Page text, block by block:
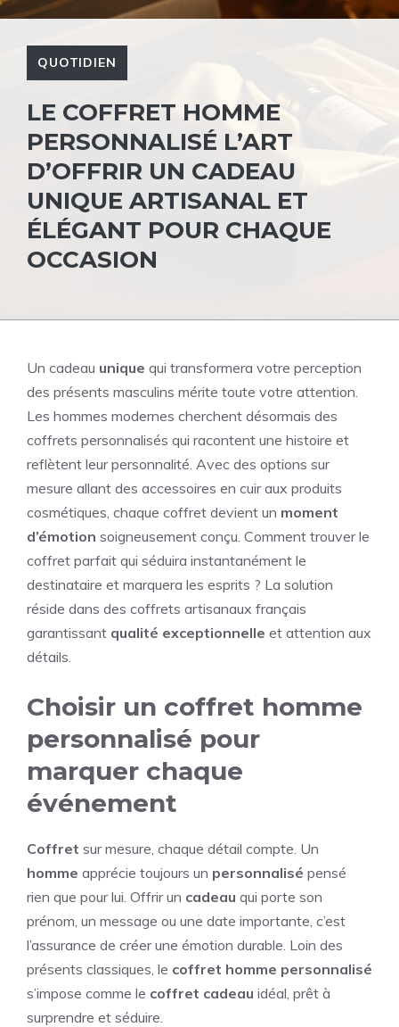
QUOTIDIEN
LE COFFRET HOMME
PERSONNALISÉ L’ART
D’OFFRIR UN CADEAU
UNIQUE ARTISANAL ET
ÉLÉGANT POUR CHAQUE
OCCASION
Un cadeau unique qui transformera votre perception
des présents masculins mérite toute votre attention.
Les hommes modernes cherchent désormais des
coffrets personnalisés qui racontent une histoire et
reflètent leur personnalité. Avec des options sur
mesure allant des accessoires en cuir aux produits
cosmétiques, chaque coffret devient un moment
d’émotion soigneusement conçu. Comment trouver le
coffret parfait qui séduira instantanément le
destinataire et marquera les esprits ? La solution
réside dans des coffrets artisanaux français
garantissant qualité exceptionnelle et attention aux
détails.
Choisir un coffret homme
personnalisé pour
marquer chaque
événement
Coffret sur mesure, chaque détail compte. Un
homme apprécie toujours un personnalisé pensé
rien que pour lui. Offrir un cadeau qui porte son
prénom, un message ou une date importante, c’est
l’assurance de créer une émotion durable. Loin des
présents classiques, le coffret homme personnalisé
s’impose comme le coffret cadeau idéal, prêt à
surprendre et séduire.